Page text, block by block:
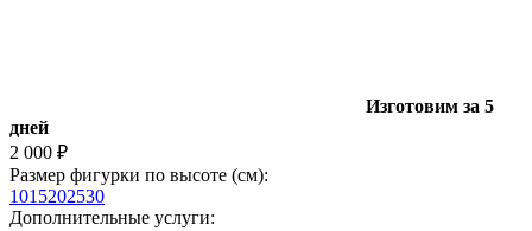
Изготовим за 5
дней
2 000 ₽
Размер фигурки по высоте (см):
1015202530
Дополнительные услуги: